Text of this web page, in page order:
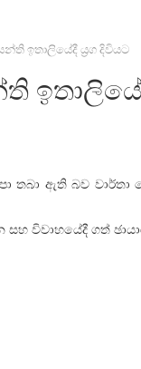
ඉතාලියේදී ය්‍රග දිවියට
තබා ඇති බව වාර්තා
විවාහයේදී ගත්